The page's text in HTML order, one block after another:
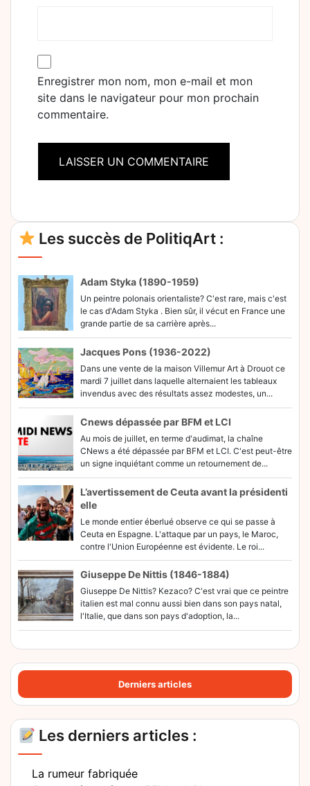
Enregistrer mon nom, mon e-mail et mon
site dans le navigateur pour mon prochain
commentaire.
Les succès de PolitiqArt :
Adam Styka (1890-1959)
Un peintre polonais orientaliste? C'est rare, mais c'est
le cas d'Adam Styka . Bien sûr, il vécut en France une
grande partie de sa carrière après...
Jacques Pons (1936-2022)
Dans une vente de la maison Villemur Art à Drouot ce
mardi 7 juillet dans laquelle alternaient les tableaux
invendus avec des résultats assez modestes, un...
Cnews dépassée par BFM et LCI
Au mois de juillet, en terme d'audimat, la chaîne
CNews a été dépassée par BFM et LCI. C'est peut-être
un signe inquiétant comme un retournement de...
L’avertissement de Ceuta avant la présidenti
elle
Le monde entier éberlué observe ce qui se passe à
Ceuta en Espagne. L'attaque par un pays, le Maroc,
contre l'Union Européenne est évidente. Le roi...
Giuseppe De Nittis (1846-1884)
Giuseppe De Nittis? Kezaco? C'est vrai que ce peintre
italien est mal connu aussi bien dans son pays natal,
l'Italie, que dans son pays d'adoption, la...
Derniers articles
Les derniers articles :
La rumeur fabriquée